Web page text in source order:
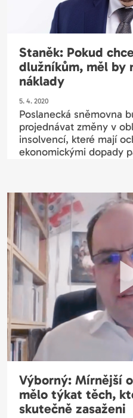
Staněk: Pokud
dlužníkům, měl by
náklady
5. 4. 2020
Poslanecká sněmovna
projednávat změny v
insolvencí, které mají
ekonomickými dopady
Výborný: Mírnější
mělo týkat těch,
skutečně zasaženi